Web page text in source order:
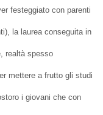
festeggiato con parenti
la laurea conseguita in
realtà spesso
mettere a frutto gli studi
i giovani che con